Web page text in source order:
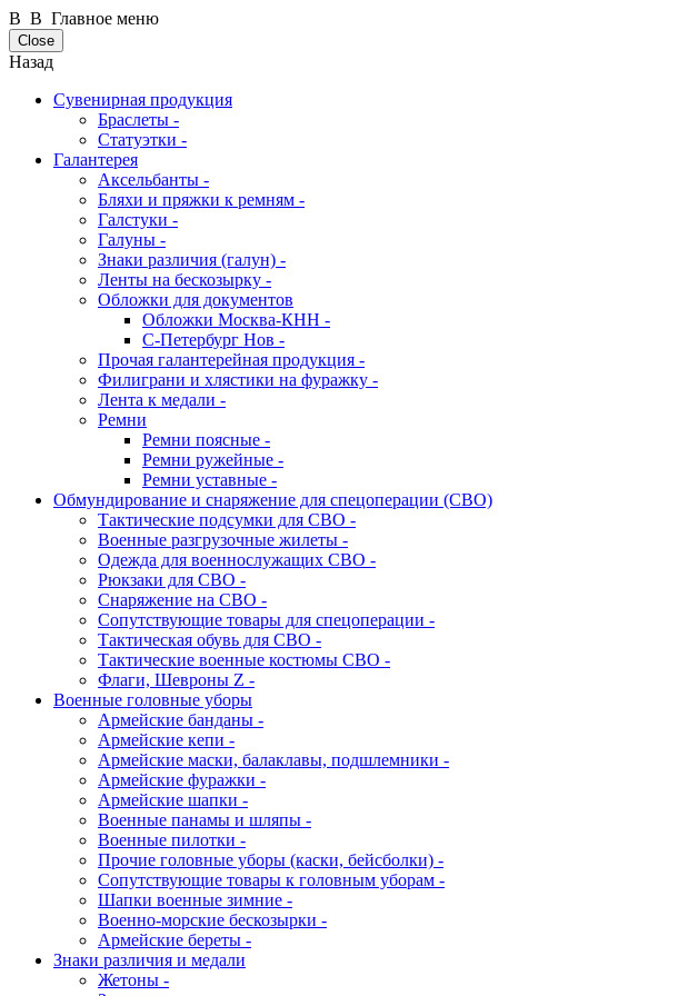
В В Главное меню
Close
Назад
Сувенирная продукция
Браслеты -
Статуэтки -
Галантерея
Аксельбанты -
Бляхи и пряжки к ремням -
Галстуки -
Галуны -
Знаки различия (галун) -
Ленты на бескозырку -
Обложки для документов
Обложки Москва-КНН -
С-Петербург Нов -
Прочая галантерейная продукция -
Филиграни и хлястики на фуражку -
Лента к медали -
Ремни
Ремни поясные -
Ремни ружейные -
Ремни уставные -
Обмундирование и снаряжение для спецоперации (СВО)
Тактические подсумки для СВО -
Военные разгрузочные жилеты -
Одежда для военнослужащих СВО -
Рюкзаки для СВО -
Снаряжение на СВО -
Сопутствующие товары для спецоперации -
Тактическая обувь для СВО -
Тактические военные костюмы СВО -
Флаги, Шевроны Z -
Военные головные уборы
Армейские банданы -
Армейские кепи -
Армейские маски, балаклавы, подшлемники -
Армейские фуражки -
Армейские шапки -
Военные панамы и шляпы -
Военные пилотки -
Прочие головные уборы (каски, бейсболки) -
Сопутствующие товары к головным уборам -
Шапки военные зимние -
Военно-морские бескозырки -
Армейские береты -
Знаки различия и медали
Жетоны -